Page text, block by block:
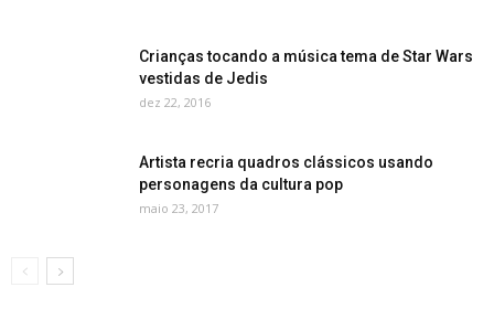
Crianças tocando a música tema de Star Wars
vestidas de Jedis
dez 22, 2016
Artista recria quadros clássicos usando
personagens da cultura pop
maio 23, 2017